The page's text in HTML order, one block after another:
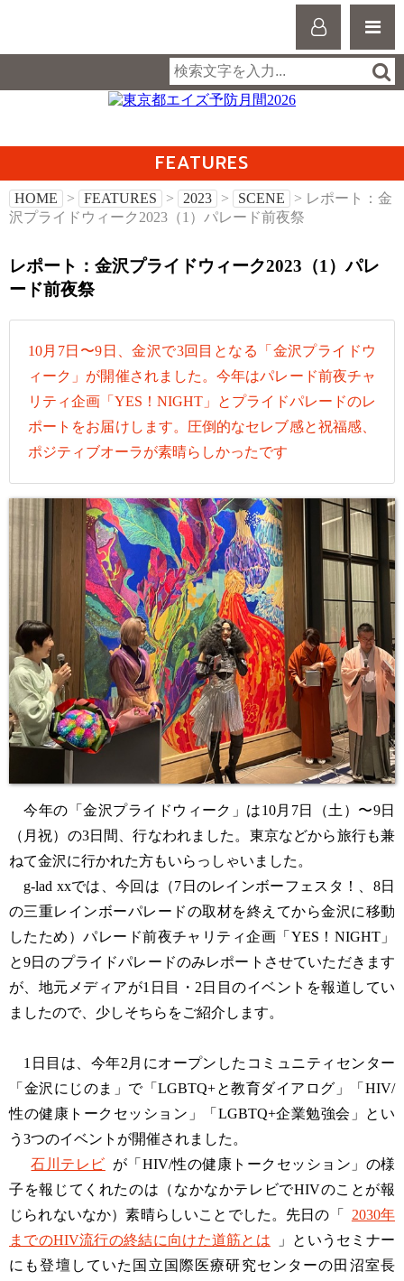
FEATURES
HOME > FEATURES > 2023 > SCENE
> レポート：金
沢プライドウィーク2023（1）パレード前夜祭
レポート：金沢プライドウィーク2023（1）パレ
ード前夜祭
10月7日〜9日、金沢で3回目となる「金沢プライドウ
ィーク」が開催されました。今年はパレード前夜チャ
リティ企画「YES！NIGHT」とプライドパレードのレ
ポートをお届けします。圧倒的なセレブ感と祝福感、
ポジティブオーラが素晴らしかったです
今年の「金沢プライドウィーク」は10月7日（土）〜9日
（月祝）の3日間、行なわれました。東京などから旅行も兼
ねて金沢に行かれた方もいらっしゃいました。
g-lad xxでは、今回は（7日のレインボーフェスタ！、8日
の三重レインボーパレードの取材を終えてから金沢に移動
したため）パレード前夜チャリティ企画「YES！NIGHT」
と9日のプライドパレードのみレポートさせていただきます
が、地元メディアが1日目・2日目のイベントを報道してい
ましたので、少しそちらをご紹介します。
1日目は、今年2月にオープンしたコミュニティセンター
「金沢にじのま」で「LGBTQ+と教育ダイアログ」「HIV/
性の健康トークセッション」「LGBTQ+企業勉強会」とい
う3つのイベントが開催されました。
石川テレビ が「HIV/性の健康トークセッション」の様
子を報じてくれたのは（なかなかテレビでHIVのことが報
じられないなか）素晴らしいことでした。先日の「
2030年
までのHIV流行の終結に向けた道筋とは
」というセミナー
にも登壇していた国立国際医療研究センターの田沼室長